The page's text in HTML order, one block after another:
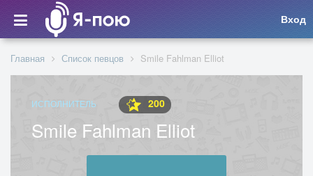
Вход
Главная Список певцов Smile Fahlman Elliot
ИСПОЛНИТЕЛЬ 200
Smile Fahlman Elliot